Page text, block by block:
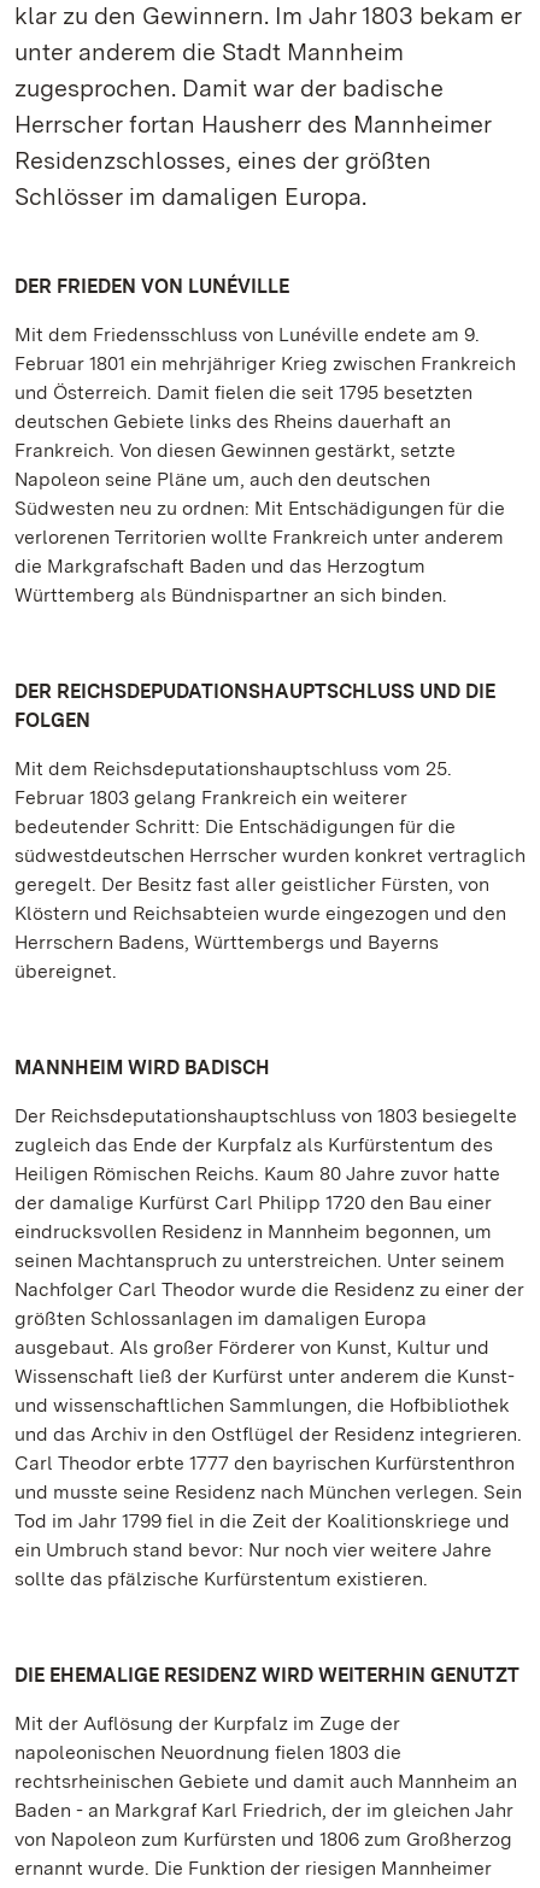
klar zu den Gewinnern. Im Jahr 1803 bekam er
unter anderem die Stadt Mannheim
zugesprochen. Damit war der badische
Herrscher fortan Hausherr des Mannheimer
Residenzschlosses, eines der größten
Schlösser im damaligen Europa.
DER FRIEDEN VON LUNÉVILLE
Mit dem Friedensschluss von Lunéville endete am 9.
Februar 1801 ein mehrjähriger Krieg zwischen Frankreich
und Österreich. Damit fielen die seit 1795 besetzten
deutschen Gebiete links des Rheins dauerhaft an
Frankreich. Von diesen Gewinnen gestärkt, setzte
Napoleon seine Pläne um, auch den deutschen
Südwesten neu zu ordnen: Mit Entschädigungen für die
verlorenen Territorien wollte Frankreich unter anderem
die Markgrafschaft Baden und das Herzogtum
Württemberg als Bündnispartner an sich binden.
DER REICHSDEPUDATIONSHAUPTSCHLUSS UND DIE
FOLGEN
Mit dem Reichsdeputationshauptschluss vom 25.
Februar 1803 gelang Frankreich ein weiterer
bedeutender Schritt: Die Entschädigungen für die
südwestdeutschen Herrscher wurden konkret vertraglich
geregelt. Der Besitz fast aller geistlicher Fürsten, von
Klöstern und Reichsabteien wurde eingezogen und den
Herrschern Badens, Württembergs und Bayerns
übereignet.
MANNHEIM WIRD BADISCH
Der Reichsdeputationshauptschluss von 1803 besiegelte
zugleich das Ende der Kurpfalz als Kurfürstentum des
Heiligen Römischen Reichs. Kaum 80 Jahre zuvor hatte
der damalige Kurfürst Carl Philipp 1720 den Bau einer
eindrucksvollen Residenz in Mannheim begonnen, um
seinen Machtanspruch zu unterstreichen. Unter seinem
Nachfolger Carl Theodor wurde die Residenz zu einer der
größten Schlossanlagen im damaligen Europa
ausgebaut. Als großer Förderer von Kunst, Kultur und
Wissenschaft ließ der Kurfürst unter anderem die Kunst-
und wissenschaftlichen Sammlungen, die Hofbibliothek
und das Archiv in den Ostflügel der Residenz integrieren.
Carl Theodor erbte 1777 den bayrischen Kurfürstenthron
und musste seine Residenz nach München verlegen. Sein
Tod im Jahr 1799 fiel in die Zeit der Koalitionskriege und
ein Umbruch stand bevor: Nur noch vier weitere Jahre
sollte das pfälzische Kurfürstentum existieren.
DIE EHEMALIGE RESIDENZ WIRD WEITERHIN GENUTZT
Mit der Auflösung der Kurpfalz im Zuge der
napoleonischen Neuordnung fielen 1803 die
rechtsrheinischen Gebiete und damit auch Mannheim an
Baden - an Markgraf Karl Friedrich, der im gleichen Jahr
von Napoleon zum Kurfürsten und 1806 zum Großherzog
ernannt wurde. Die Funktion der riesigen Mannheimer